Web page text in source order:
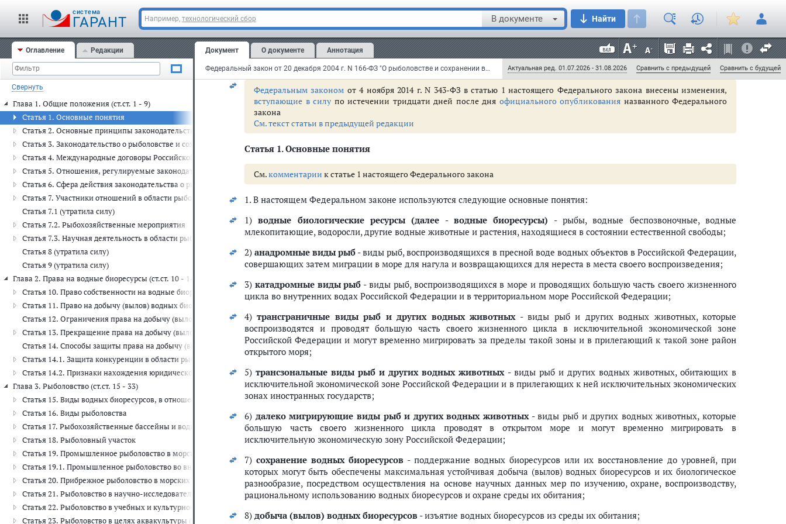
cистема
ГАРАНТ Например, технологический сбор В документе Найти
Оглавление Редакции
Свернуть
Глава 1. Общие положения (ст.ст. 1 - 9)
Статья 1. Основные понятия
Статья 2. Основные принципы законодательства о рыболовстве и сохранении водных биоресурсов
Статья 3. Законодательство о рыболовстве и сохранении водных биоресурсов
Статья 4. Международные договоры Российской Федерации в области рыболовства и сохранения водных биоресурсов
Статья 5. Отношения, регулируемые законодательством о водных биоресурсах
Статья 6. Сфера действия законодательства о рыболовстве и сохранении водных биоресурсов
Статья 7. Участники отношений в области рыболовства и сохранения водных биоресурсов
Статья 7.1 (утратила силу)
Статья 7.2. Рыбохозяйственные мероприятия
Статья 7.3. Научная деятельность в области рыболовства и сохранения водных биоресурсов
Статья 8 (утратила силу)
Статья 9 (утратила силу)
Глава 2. Права на водные биоресурсы (ст.ст. 10 - 14.2)
Статья 10. Право собственности на водные биоресурсы
Статья 11. Право на добычу (вылов) водных биоресурсов
Статья 12. Ограничения права на добычу (вылов) водных биоресурсов
Статья 13. Прекращение права на добычу (вылов) водных биоресурсов
Статья 14. Способы защиты права на добычу (вылов) водных биоресурсов
Статья 14.1. Защита конкуренции в области рыболовства и сохранения водных биоресурсов
Статья 14.2. Признаки нахождения юридического лица под контролем иностранного инвестора или группы лиц, в которую входит иностранный инвестор
Глава 3. Рыболовство (ст.ст. 15 - 33)
Статья 15. Виды водных биоресурсов, в отношении которых осуществляется рыболовство
Статья 16. Виды рыболовства
Статья 17. Рыбохозяйственные бассейны и водные объекты рыбохозяйственного значения
Статья 18. Рыболовный участок
Статья 19. Промышленное рыболовство в морских водах, открытом море и районах действия международных договоров
Статья 19.1. Промышленное рыболовство во внутренних водных объектах
Статья 20. Прибрежное рыболовство в морских водах и в районах действия международных договоров
Статья 21. Рыболовство в научно-исследовательских и контрольных целях
Статья 22. Рыболовство в учебных и культурно-просветительских целях
Статья 23. Рыболовство в целях аквакультуры (рыбоводства)
Документ О документе Аннотация
Федеральный закон от 20 декабря 2004 г. N 166-ФЗ "О рыболовстве и сохранении водных биологических ресурсов" (с изменениями и дополнениями) Актуальная ред. 01.07.2026 - 31.08.2026 Сравнить с предыдущей Сравнить с будущей
См.комментариик настоящему Федеральному закону
Глава 1. Общие положения
Федеральным законом от 4 ноября 2014 г. N 343-ФЗ в статью 1 настоящего Федерального закона внесены изменения,
вступающие в силу по истечении тридцати дней после дня официального опубликования названного Федерального
закона
См. текст статьи в предыдущей редакции
Статья 1.Основные понятия
См.комментарии к статье 1 настоящего Федерального закона
1. В настоящем Федеральном законе используются следующие основные понятия:
1)водные биологические ресурсы (далее - водные биоресурсы) - рыбы, водные беспозвоночные, водные
млекопитающие, водоросли, другие водные животные и растения, находящиеся в состоянии естественной свободы;
2)анадромные виды рыб - виды рыб, воспроизводящихся в пресной воде водных объектов в Российской Федерации,
совершающих затем миграции в море для нагула и возвращающихся для нереста в места своего воспроизведения;
3) катадромные виды рыб - виды рыб, воспроизводящихся в море и проводящих большую часть своего жизненного
цикла во внутренних водах Российской Федерации и в территориальном море Российской Федерации;
4)трансграничные виды рыб и других водных животных- виды рыб и других водных животных, которые
воспроизводятся и проводят большую часть своего жизненного цикла в исключительной экономической зоне
Российской Федерации и могут временно мигрировать за пределы такой зоны и в прилегающий к такой зоне район
открытого моря;
5)трансзональные виды рыб и других водных животных- виды рыб и других водных животных, обитающих в
исключительной экономической зоне Российской Федерации и в прилегающих к ней исключительных экономических
зонах иностранных государств;
6) далеко мигрирующие виды рыб и других водных животных- виды рыб и других водных животных, которые
большую часть своего жизненного цикла проводят в открытом море и могут временно мигрировать в
исключительную экономическую зону Российской Федерации;
7) сохранение водных биоресурсов - поддержание водных биоресурсов или их восстановление до уровней, при
которых могут быть обеспечены максимальная устойчивая добыча (вылов) водных биоресурсов и их биологическое
разнообразие, посредством осуществления на основе научных данных мер по изучению, охране, воспроизводству,
рациональному использованию водных биоресурсов и охране среды их обитания;
8) добыча (вылов) водных биоресурсов - изъятие водных биоресурсов из среды их обитания;